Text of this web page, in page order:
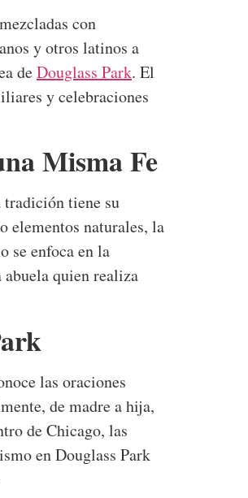
con
y otros latinos a
deDouglass Park. El
y celebraciones
Misma Fe
tradición tiene su
elementos naturales, la
se enfoca en la
quien realiza
las oraciones
de madre a hija,
de Chicago, las
en Douglass Park